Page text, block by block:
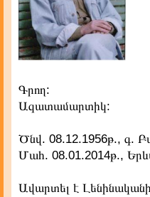
Գրող:
Ազատամարտիկ:
Ծնվ. 08.12.1956թ., գ.
Մահ. 08.01.2014թ.,
Ավարտել է